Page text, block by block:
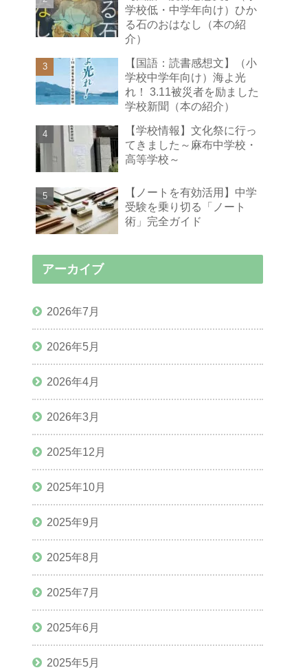
学校低・中学年向け）ひか
る石のおはなし（本の紹
介）
【国語：読書感想文】（小
学校中学年向け）海よ光
れ！ 3.11被災者を励ました
学校新聞（本の紹介）
【学校情報】文化祭に行っ
てきました～麻布中学校・
高等学校～
【ノートを有効活用】中学
受験を乗り切る「ノート
術」完全ガイド
アーカイブ
2026年7月
2026年5月
2026年4月
2026年3月
2025年12月
2025年10月
2025年9月
2025年8月
2025年7月
2025年6月
2025年5月